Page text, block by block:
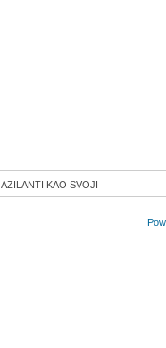
AZILANTI KAO SVOJI